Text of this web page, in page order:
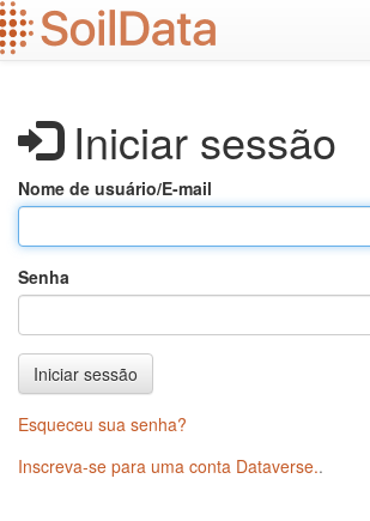
Ir
para
o
Iniciar sessão
Nome de usuário/E-mail
Senha
Iniciar sessão
Esqueceu sua senha?
Inscreva-se para uma conta Dataverse..